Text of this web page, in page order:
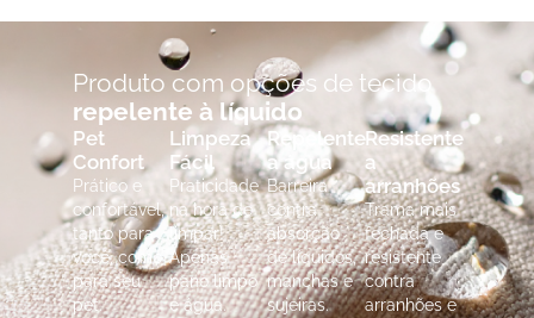
Produto com opções de tecido
repelente à líquido
Pet
Confort
Prático e
confortável,
tanto para
você, como
para seu
pet.
Limpeza
Fácil
Praticidade
na hora de
limpar!
Apenas
pano limpo
e água.
Repelente
a água
Barreira
contra
absorção
de líquidos,
manchas e
sujeiras.
Resistente
a
arranhões
Trama mais
fechada e
resistente
contra
arranhões e